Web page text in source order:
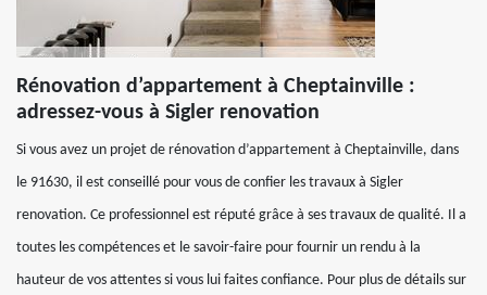
Rénovation d’appartement à Cheptainville :
adressez-vous à Sigler renovation
Si vous avez un projet de rénovation d’appartement à Cheptainville, dans
le 91630, il est conseillé pour vous de confier les travaux à Sigler
renovation. Ce professionnel est réputé grâce à ses travaux de qualité. Il a
toutes les compétences et le savoir-faire pour fournir un rendu à la
hauteur de vos attentes si vous lui faites confiance. Pour plus de détails sur